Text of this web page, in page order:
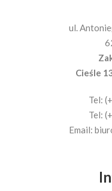
ul.
Cieśle
Tel:
Tel:
Email: